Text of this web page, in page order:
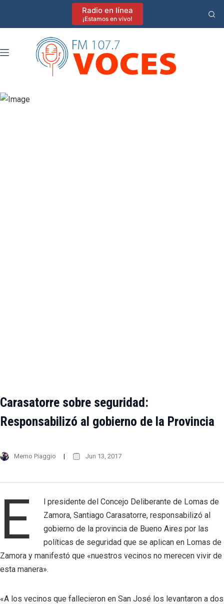
Radio en línea
¡Estamos en vivo!
Carasatorre sobre seguridad:
Responsabilizó al gobierno de la Provincia
Memo Piaggio Jun 13, 2017
E
l presidente del Concejo Deliberante de Lomas de
Zamora, Santiago Carasatorre, responsabilizó al
gobierno de la provincia de Bueno Aires por las
políticas de seguridad que se aplican en Lomas de
Zamora y manifestó que «nuestros vecinos no merecen vivir de
esta manera».
«A los vecinos que fallecieron en San José los levantaron a dos